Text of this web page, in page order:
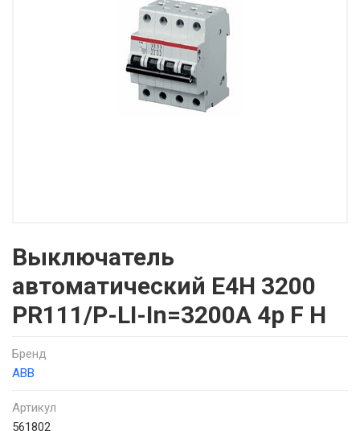
Выключатель
автоматический E4H 3200
PR111/P-LI-In=3200A 4p F H
Бренд
ABB
Артикул
561802